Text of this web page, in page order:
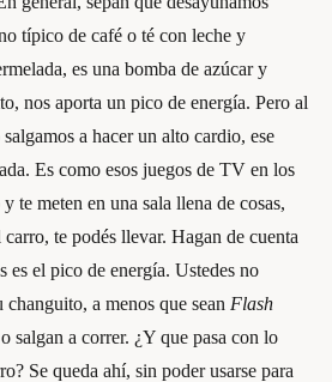
típico de café o té con leche y
es una bomba de azúcar y
nos aporta un pico de energía. Pero al
a hacer un alto cardio, ese
Es como esos juegos de TV en los
te meten en una sala llena de cosas,
te podés llevar. Hagan de cuenta
es el pico de energía. Ustedes no
a menos que sean Flash
salgan a correr. ¿Y que pasa con lo
Se queda ahí, sin poder usarse para